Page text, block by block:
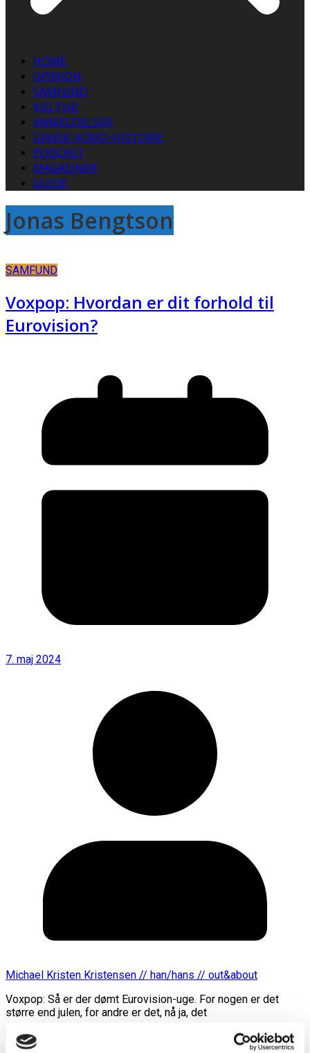
HOME
OPINION
SAMFUND
KULTUR
ANMELDELSER
DANSK HOMO-HISTORIE
PODCAST
MAGASINER
GUIDE
Jonas Bengtson
SAMFUND
Voxpop: Hvordan er dit forhold til
Eurovision?
7. maj 2024
Michael Kristen Kristensen // han/hans // out&about
Voxpop: Så er der dømt Eurovision-uge. For nogen er det
større end julen, for andre er det, nå ja, det
Læs mere